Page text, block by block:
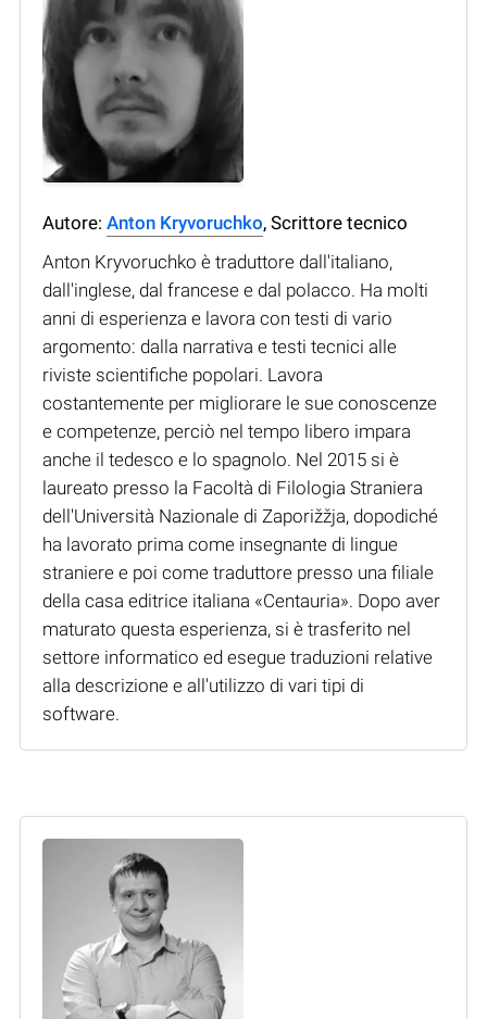
Autore: Anton Kryvoruchko, Scrittore tecnico
Anton Kryvoruchko è traduttore dall'italiano,
dall'inglese, dal francese e dal polacco. Ha molti
anni di esperienza e lavora con testi di vario
argomento: dalla narrativa e testi tecnici alle
riviste scientifiche popolari. Lavora
costantemente per migliorare le sue conoscenze
e competenze, perciò nel tempo libero impara
anche il tedesco e lo spagnolo. Nel 2015 si è
laureato presso la Facoltà di Filologia Straniera
dell'Università Nazionale di Zaporižžja, dopodiché
ha lavorato prima come insegnante di lingue
straniere e poi come traduttore presso una filiale
della casa editrice italiana «Centauria». Dopo aver
maturato questa esperienza, si è trasferito nel
settore informatico ed esegue traduzioni relative
alla descrizione e all'utilizzo di vari tipi di
software.